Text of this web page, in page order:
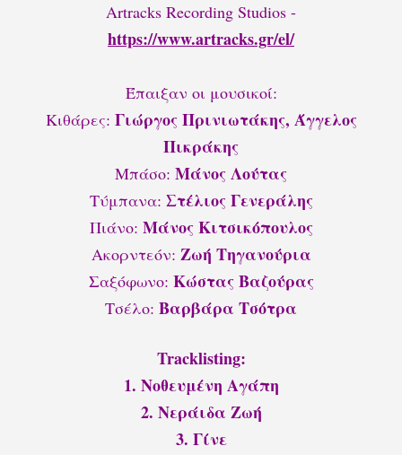
Artracks Recording Studios -
https://www.artracks.gr/el/
Έπαιξαν οι μουσικοί:
Κιθάρες: Γιώργος Πρινιωτάκης, Άγγελος
Πικράκης
Μπάσο: Μάνος Λούτας
Τύμπανα: Στέλιος Γενεράλης
Πιάνο: Μάνος Κιτσικόπουλος
Ακορντεόν: Ζωή Τηγανούρια
Σαξόφωνο: Κώστας Βαζούρας
Τσέλο: Βαρβάρα Τσότρα
Tracklisting:
1. Νοθευμένη Αγάπη
2. Νεράιδα Ζωή
3. Γίνε